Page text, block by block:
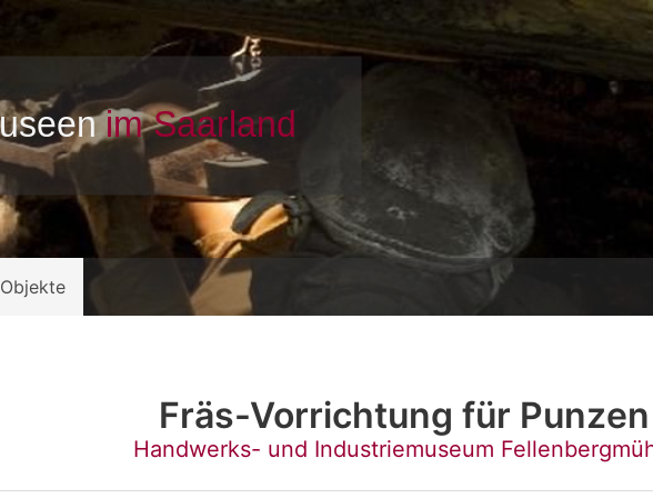
Objekte
Fräs-Vorrichtung für Punzen
Handwerks- und Industriemuseum